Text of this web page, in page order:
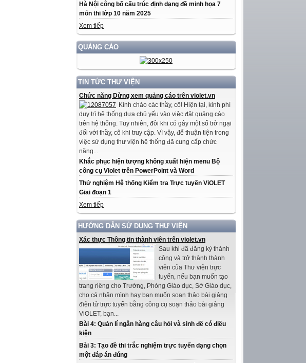
Hà Nội công bố cấu trúc định dạng đề minh họa 7
môn thi lớp 10 năm 2025
Xem tiếp
QUẢNG CÁO
TIN TỨC THƯ VIỆN
Chức năng Dừng xem quảng cáo trên violet.vn
Kính chào các thầy, cô! Hiện tại, kinh phí
duy trì hệ thống dựa chủ yếu vào việc đặt quảng cáo
trên hệ thống. Tuy nhiên, đôi khi có gây một số trở ngại
đối với thầy, cô khi truy cập. Vì vậy, để thuận tiện trong
việc sử dụng thư viện hệ thống đã cung cấp chức
năng...
Khắc phục hiện tượng không xuất hiện menu Bộ
công cụ Violet trên PowerPoint và Word
Thử nghiệm Hệ thống Kiểm tra Trực tuyến ViOLET
Giai đoạn 1
Xem tiếp
HƯỚNG DẪN SỬ DỤNG THƯ VIỆN
Xác thực Thông tin thành viên trên violet.vn
Sau khi đã đăng ký thành
công và trở thành thành
viên của Thư viện trực
tuyến, nếu bạn muốn tạo
trang riêng cho Trường, Phòng Giáo dục, Sở Giáo dục,
cho cá nhân mình hay bạn muốn soạn thảo bài giảng
điện tử trực tuyến bằng công cụ soạn thảo bài giảng
ViOLET, bạn...
Bài 4: Quản lí ngân hàng câu hỏi và sinh đề có điều
kiện
Bài 3: Tạo đề thi trắc nghiệm trực tuyến dạng chọn
một đáp án đúng